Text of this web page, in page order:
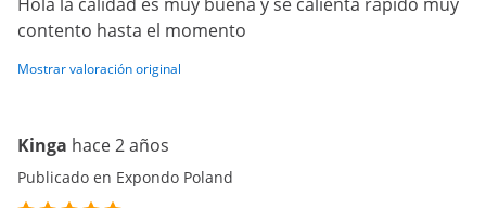
contento hasta el momento
Mostrar valoración original
Kinga hace 2 años
Publicado en Expondo Poland